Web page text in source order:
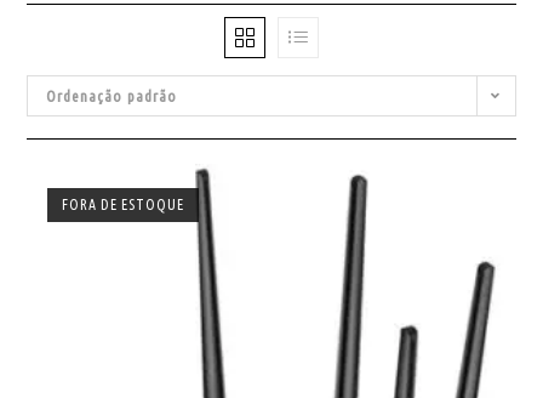
Ordenação padrão
FORA DE ESTOQUE